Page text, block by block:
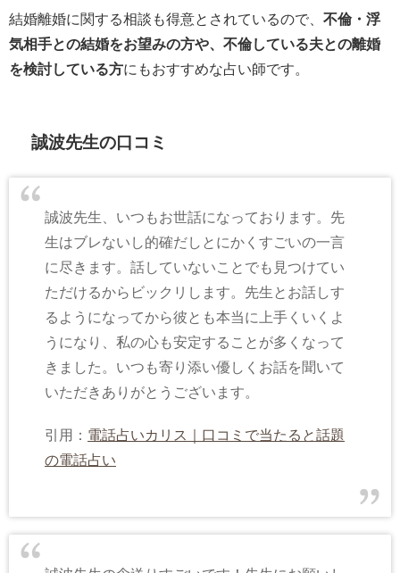
結婚離婚に関する相談も得意とされているので、 不倫・浮
気相手との結婚をお望みの方や、不倫している夫との離婚
を検討している方にもおすすめな占い師です。
誠波先生の口コミ
誠波先生、いつもお世話になっております。先
生はブレないし的確だしとにかくすごいの一言
に尽きます。話していないことでも見つけてい
ただけるからビックリします。先生とお話しす
るようになってから彼とも本当に上手くいくよ
うになり、私の心も安定することが多くなって
きました。いつも寄り添い優しくお話を聞いて
いただきありがとうございます。
引用： 電話占いカリス｜口コミで当たると話題
の電話占い